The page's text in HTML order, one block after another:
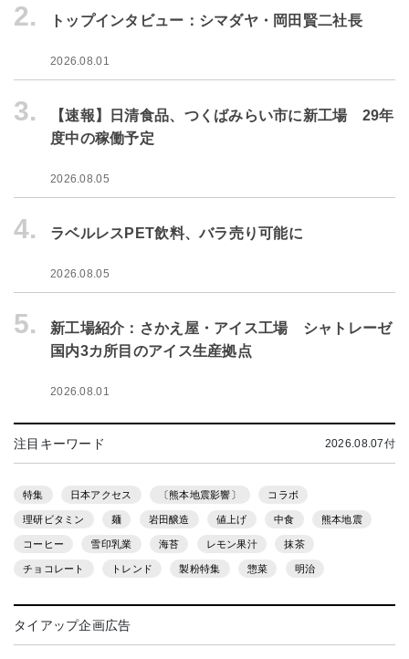
2. トップインタビュー：シマダヤ・岡田賢二社長
2026.08.01
3.
【速報】日清食品、つくばみらい市に新工場 29年
度中の稼働予定
2026.08.05
4. ラベルレスPET飲料、バラ売り可能に
2026.08.05
5.
新工場紹介：さかえ屋・アイス工場 シャトレーゼ
国内3カ所目のアイス生産拠点
2026.08.01
注目キーワード 2026.08.07付
特集 日本アクセス 〔熊本地震影響〕 コラボ
理研ビタミン 麺 岩田醸造 値上げ 中食 熊本地震
コーヒー 雪印乳業 海苔 レモン果汁 抹茶
チョコレート トレンド 製粉特集 惣菜 明治
タイアップ企画広告